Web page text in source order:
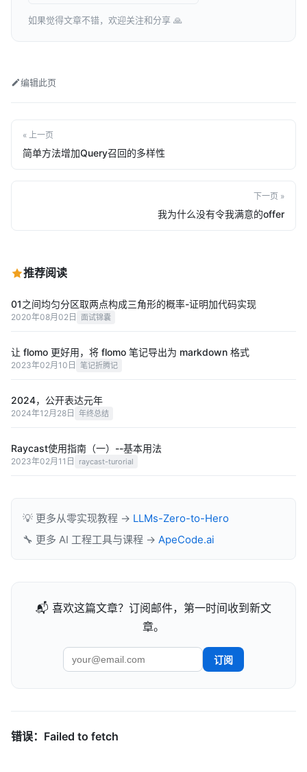
如果觉得文章不错，欢迎关注和分享 🙏
编辑此页
« 上一页
简单方法增加Query召回的多样性
下一页 »
我为什么没有令我满意的offer
推荐阅读
01之间均匀分区取两点构成三角形的概率-证明加代码实现
2020年08月02日 面试锦囊
让 flomo 更好用，将 flomo 笔记导出为 markdown 格式
2023年02月10日 笔记折腾记
2024，公开表达元年
2024年12月28日 年终总结
Raycast使用指南（一）--基本用法
2023年02月11日 raycast-turorial
💡 更多从零实现教程 → LLMs-Zero-to-Hero
🔧 更多 AI 工程工具与课程 → ApeCode.ai
📬 喜欢这篇文章？订阅邮件，第一时间收到新文
章。
订阅